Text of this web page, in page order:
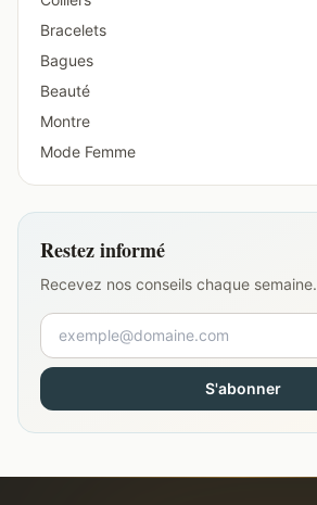
Bracelets
Bagues
Beauté
Montre
Mode Femme
Restez informé
Recevez nos conseils chaque semaine.
S'abonner